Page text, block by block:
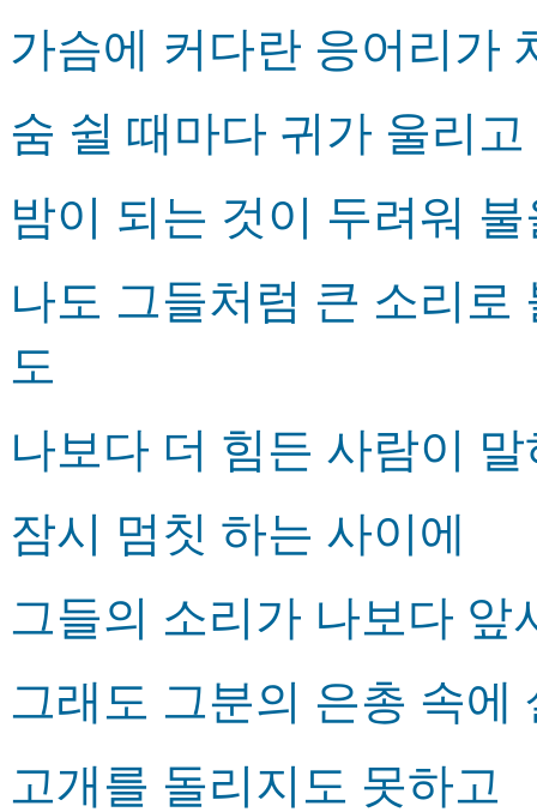
가슴에 커다란 응어리가
숨 쉴 때마다 귀가 울리고
밤이 되는 것이 두려워
나도 그들처럼 큰 소리
도
나보다 더 힘든 사람이
잠시 멈칫 하는 사이에
그들의 소리가 나보다 앞
그래도 그분의 은총 속에
고개를 돌리지도 못하고